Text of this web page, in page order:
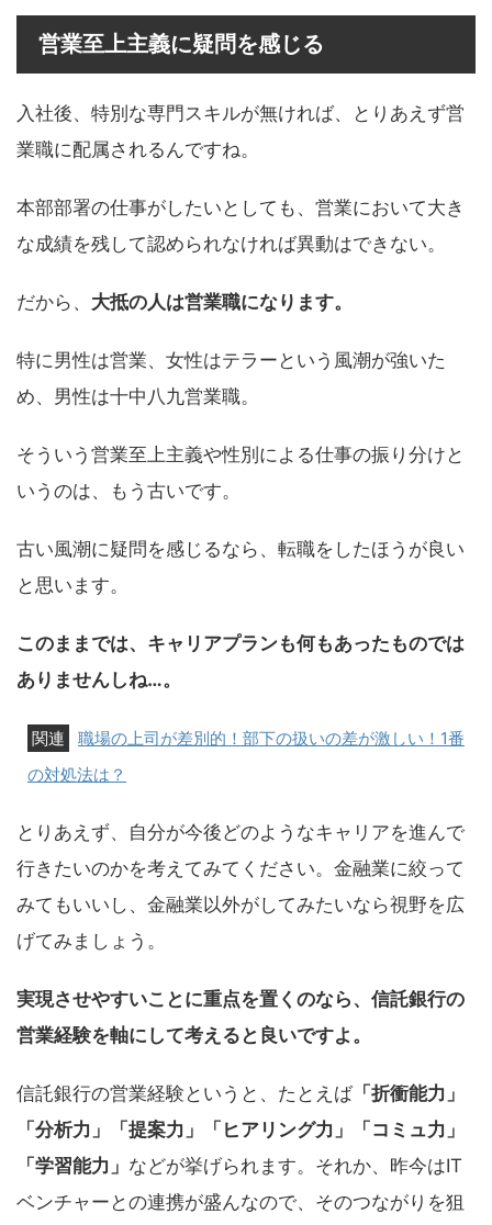
営業至上主義に疑問を感じる
入社後、特別な専門スキルが無ければ、とりあえず営
業職に配属されるんですね。
本部部署の仕事がしたいとしても、営業において大き
な成績を残して認められなければ異動はできない。
だから、 大抵の人は営業職になります。
特に男性は営業、女性はテラーという風潮が強いた
め、男性は十中八九営業職。
そういう営業至上主義や性別による仕事の振り分けと
いうのは、もう古いです。
古い風潮に疑問を感じるなら、転職をしたほうが良い
と思います。
このままでは、キャリアプランも何もあったものでは
ありませんしね…。
職場の上司が差別的！部下の扱いの差が激しい！1番
の対処法は？
とりあえず、自分が今後どのようなキャリアを進んで
行きたいのかを考えてみてください。金融業に絞って
みてもいいし、金融業以外がしてみたいなら視野を広
げてみましょう。
実現させやすいことに重点を置くのなら、信託銀行の
営業経験を軸にして考えると良いですよ。
信託銀行の営業経験というと、たとえば「折衝能力」
「分析力」「提案力」「ヒアリング力」「コミュ力」
「学習能力」 などが挙げられます。それか、昨今はIT
ベンチャーとの連携が盛んなので、そのつながりを狙